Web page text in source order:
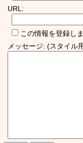
URL:
この情報を登録し
メッセージ: (スタイル